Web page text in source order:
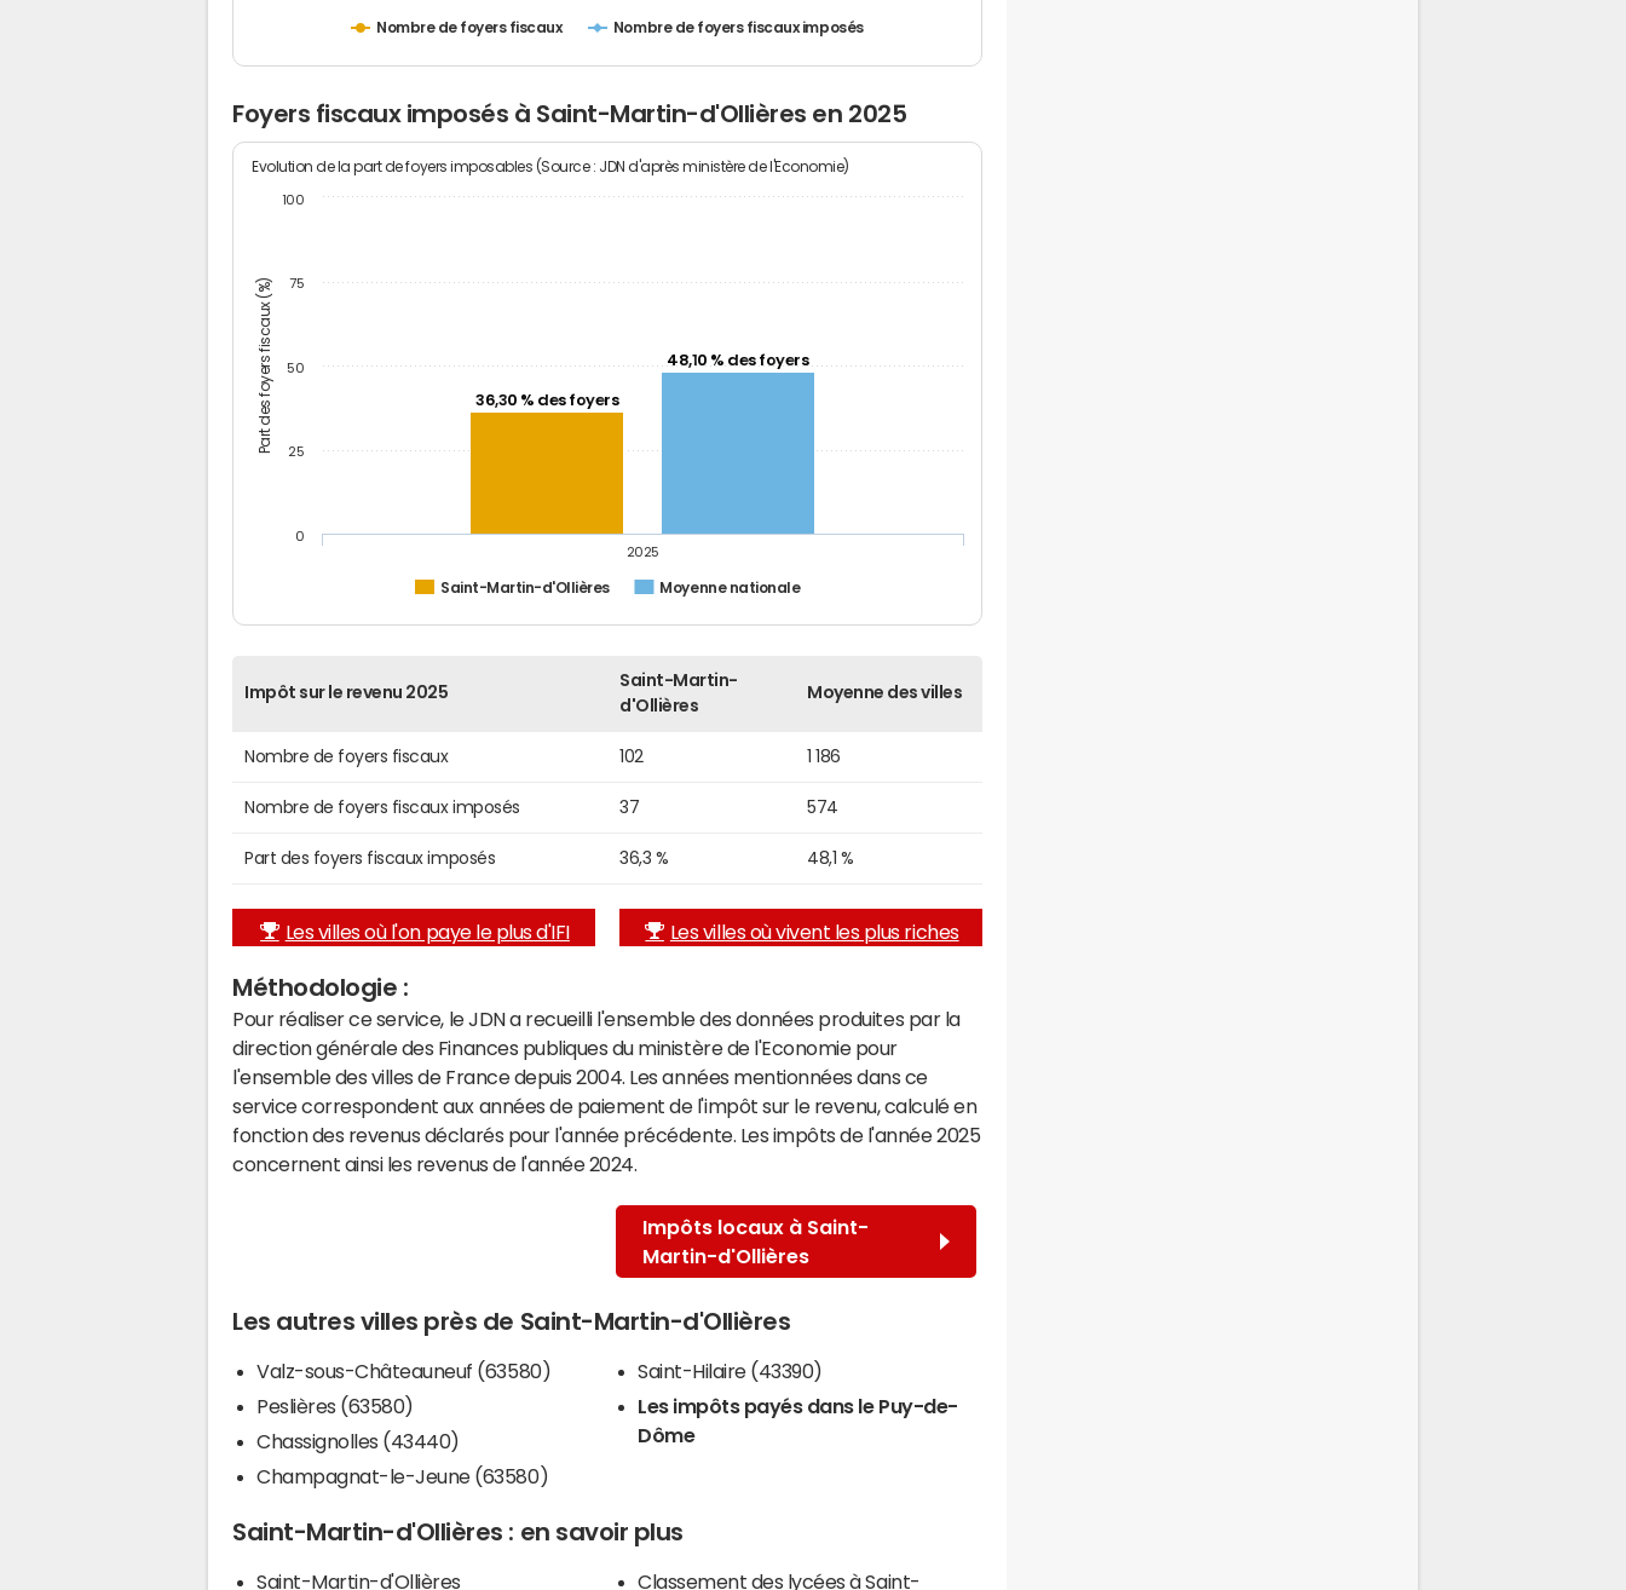
Nombre de foyers fiscaux Nombre de foyers fiscaux imposés
Foyers fiscaux imposés à Saint-Martin-d'Ollières en 2025
Part des foyers fiscaux (%)
Evolution de la part de foyers imposables (Source : JDN d'après ministère de l'Economie)
36,30 % des foyers
48,10 % des foyers
Saint-Martin-d'Ollières Moyenne nationale
2025
0
25
50
75
100
Impôt sur le revenu 2025
Saint-Martin-
d'Ollières
Moyenne des villes
Nombre de foyers fiscaux 102 1 186
Nombre de foyers fiscaux imposés 37 574
Part des foyers fiscaux imposés 36,3 % 48,1 %
Les villes où l'on paye le plus d'IFI Les villes où vivent les plus riches
Méthodologie :
Pour réaliser ce service, le JDN a recueilli l'ensemble des données produites par la
direction générale des Finances publiques du ministère de l'Economie pour
l'ensemble des villes de France depuis 2004. Les années mentionnées dans ce
service correspondent aux années de paiement de l'impôt sur le revenu, calculé en
fonction des revenus déclarés pour l'année précédente. Les impôts de l'année 2025
concernent ainsi les revenus de l'année 2024.
Impôts locaux à Saint-
Martin-d'Ollières
Les autres villes près de Saint-Martin-d'Ollières
Valz-sous-Châteauneuf (63580)
Peslières (63580)
Chassignolles (43440)
Champagnat-le-Jeune (63580)
Saint-Hilaire (43390)
Les impôts payés dans le Puy-de-
Dôme
Saint-Martin-d'Ollières : en savoir plus
Saint-Martin-d'Ollières Classement des lycées à Saint-